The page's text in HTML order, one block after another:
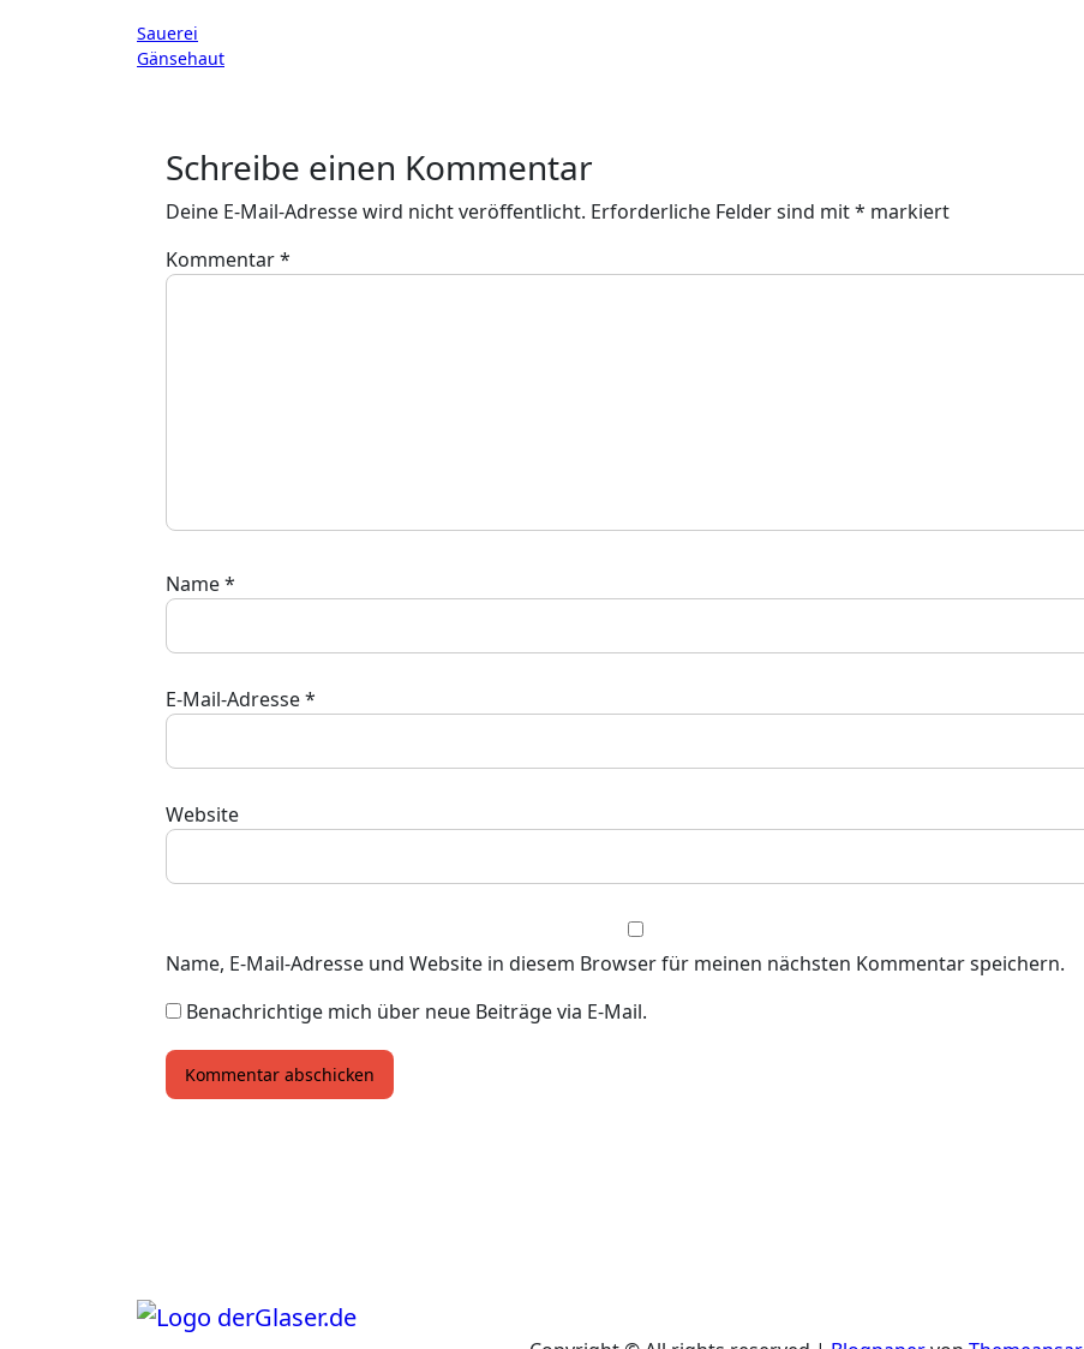
Beitragsnavigation
Sauerei
Gänsehaut
Schreibe einen Kommentar
Deine E-Mail-Adresse wird nicht veröffentlicht. Erforderliche Felder sind mit* markiert
Kommentar*
Name*
E-Mail-Adresse*
Website
Name, E-Mail-Adresse und Website in diesem Browser für meinen nächsten Kommentar speichern.
Benachrichtige mich über neue Beiträge via E-Mail.